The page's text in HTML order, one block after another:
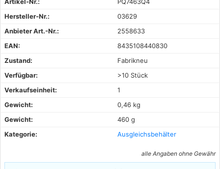
Hersteller-Nr.:
03629
Anbieter Art.-Nr.:
2558633
EAN:
8435108440830
Zustand:
Fabrikneu
Verfügbar:
>10 Stück
Verkaufseinheit:
1
Gewicht:
0,46 kg
Gewicht:
460 g
Kategorie:
Ausgleichsbehälter
alle Angaben ohne Gewähr